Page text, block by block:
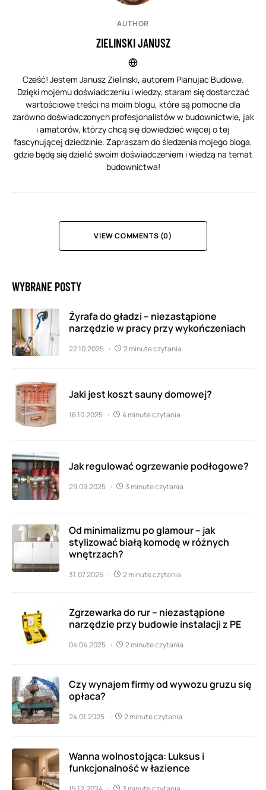
AUTHOR
ZIELINSKI JANUSZ
Cześć! Jestem Janusz Zielinski, autorem Planujac Budowe.
Dzięki mojemu doświadczeniu i wiedzy, staram się dostarczać
wartościowe treści na moim blogu, które są pomocne dla
zarówno doświadczonych profesjonalistów w budownictwie, jak
i amatorów, którzy chcą się dowiedzieć więcej o tej
fascynującej dziedzinie. Zapraszam do śledzenia mojego bloga,
gdzie będę się dzielić swoim doświadczeniem i wiedzą na temat
budownictwa!
VIEW COMMENTS (0)
WYBRANE POSTY
Żyrafa do gładzi – niezastąpione
narzędzie w pracy przy wykończeniach
22.10.2025 2 minute czytania
Jaki jest koszt sauny domowej?
16.10.2025 4 minute czytania
Jak regulować ogrzewanie podłogowe?
29.09.2025 3 minute czytania
Od minimalizmu po glamour – jak
stylizować białą komodę w różnych
wnętrzach?
31.07.2025 2 minute czytania
Zgrzewarka do rur – niezastąpione
narzędzie przy budowie instalacji z PE
04.04.2025 2 minute czytania
Czy wynajem firmy od wywozu gruzu się
opłaca?
24.01.2025 2 minute czytania
Wanna wolnostojąca: Luksus i
funkcjonalność w łazience